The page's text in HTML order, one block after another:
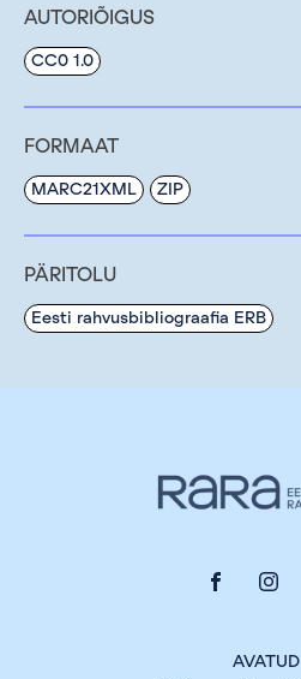
AUTORIÕIGUS
CC0 1.0
FORMAAT
MARC21XML ZIP
PÄRITOLU
Eesti rahvusbibliograafia ERB
AVATUD